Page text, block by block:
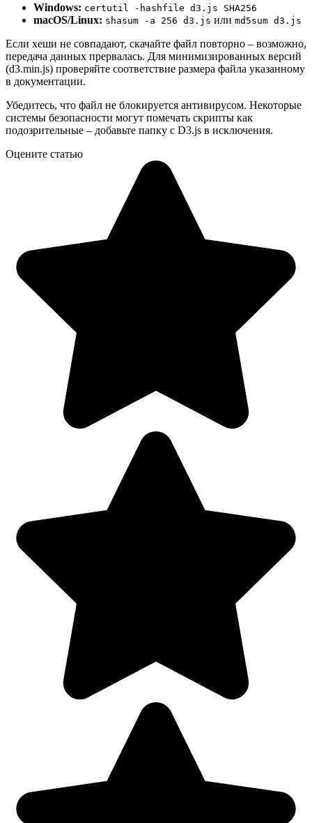
Windows: certutil -hashfile d3.js SHA256
macOS/Linux: shasum -a 256 d3.js или md5sum d3.js
Если хеши не совпадают, скачайте файл повторно – возможно,
передача данных прервалась. Для минимизированных версий
(d3.min.js) проверяйте соответствие размера файла указанному
в документации.
Убедитесь, что файл не блокируется антивирусом. Некоторые
системы безопасности могут помечать скрипты как
подозрительные – добавьте папку с D3.js в исключения.
Оцените статью